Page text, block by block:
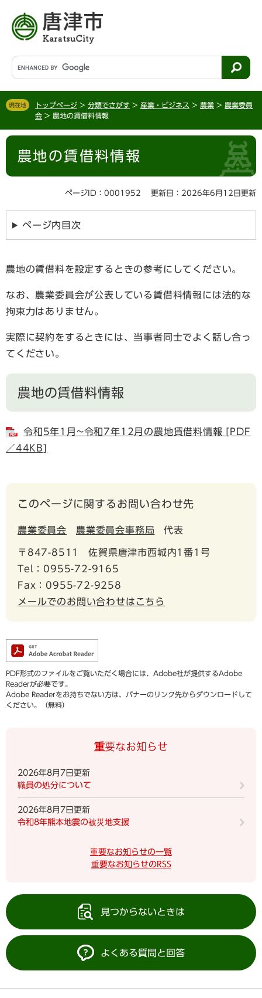
す
。
し
て
文
へ
G
o
g
l
カ
タ
現在地 トップページ > 分類でさがす > 産業・ビジネス > 農業 > 農業委員
会 > 農地の賃借料情報
本
農地の賃借料情報
ページID：0001952 更新日：2026年6月12日更新
ページ内目次
農地の賃借料を設定するときの参考にしてください。
なお、農業委員会が公表している賃借料情報には法的な
拘束力はありません。
実際に契約をするときには、当事者同士でよく話し合っ
てください。
農地の賃借料情報
令和5年1月~令和7年12月の農地賃借料情報 [PDF
／44KB]
このページに関するお問い合わせ先
農業委員会 農業委員会事務局 代表
〒847-8511
佐賀県唐津市西城内1番1号
Tel：0955-72-9165
Fax：0955-72-9258
メールでのお問い合わせはこちら
PDF形式のファイルをご覧いただく場合には、Adobe社が提供するAdobe
Readerが必要です。
Adobe Readerをお持ちでない方は、バナーのリンク先からダウンロードして
ください。（無料）
重要なお知らせ
2026年8月7日更新
職員の処分について
2026年8月7日更新
令和8年熊本地震の被災地支援
重要なお知らせの一覧
重要なお知らせのRSS
見つからないときは
よくある質問と回答